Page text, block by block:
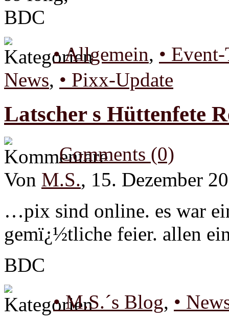
BDC
• Allgemein, •
News, • Pixx-Update
Latscher s Hüttenfete
Comments (0)
Von M.S., 15. Dezember
…pix sind online. es war
gemï¿½tliche feier. allen
BDC
• M.S.´s Blog, •